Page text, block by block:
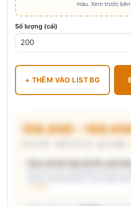
màu. Xem trước
Số lượng (cái)
+ THÊM VÀO LIST BG
156.400 –